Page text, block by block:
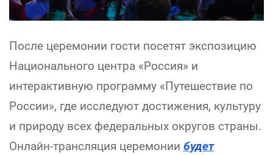
После церемонии гости посетят экспозицию
Национального центра «Россия» и
интерактивную программу «Путешествие по
России», где исследуют достижения, культуру
и природу всех федеральных округов страны.
Онлайн-трансляция церемонии будет